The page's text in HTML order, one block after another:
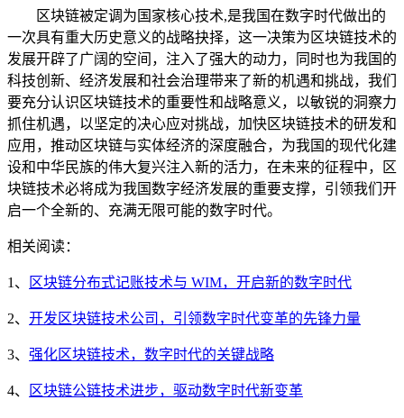
区块链被定调为国家核心技术,是我国在数字时代做出的
一次具有重大历史意义的战略抉择，这一决策为区块链技术的
发展开辟了广阔的空间，注入了强大的动力，同时也为我国的
科技创新、经济发展和社会治理带来了新的机遇和挑战，我们
要充分认识区块链技术的重要性和战略意义，以敏锐的洞察力
抓住机遇，以坚定的决心应对挑战，加快区块链技术的研发和
应用，推动区块链与实体经济的深度融合，为我国的现代化建
设和中华民族的伟大复兴注入新的活力，在未来的征程中，区
块链技术必将成为我国数字经济发展的重要支撑，引领我们开
启一个全新的、充满无限可能的数字时代。
相关阅读：
1、 区块链分布式记账技术与 WIM，开启新的数字时代
2、 开发区块链技术公司，引领数字时代变革的先锋力量
3、 强化区块链技术，数字时代的关键战略
4、 区块链公链技术进步，驱动数字时代新变革